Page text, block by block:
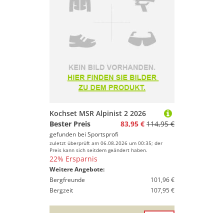
Kochset MSR Alpinist 2 2026
Bester Preis
83,95 € 114,95 €
gefunden bei Sportsprofi
zuletzt überprüft am 06.08.2026 um 00:35; der
Preis kann sich seitdem geändert haben.
22% Ersparnis
Weitere Angebote:
Bergfreunde
101,96 €
Bergzeit
107,95 €